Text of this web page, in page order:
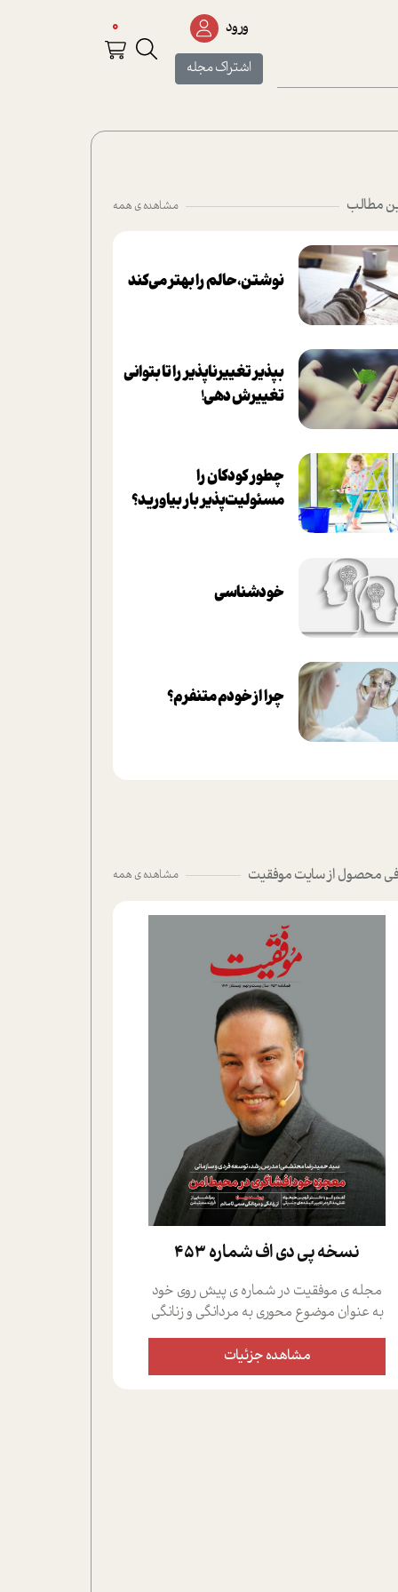
ورود
اشتراک مجله
0
مطالب مشاهده ی همه
نوشتن، حالم را بهتر می‌کند
بپذير تغييرناپذير را تا بتواني
تغييرش دهي!‏
چطور کودکان را
مسئولیت‌پذیر بار بیاورید؟
خودشناسی
چرا از خودم متنفرم؟
محصول از سایت موفقیت مشاهده ی همه
نسخه پي دي اف شماره 453
مجله ی موفقیت در شماره ی پیش روی خود
به عنوان موضوع محوری به مردانگی و زنانگی
سمی پرداخته است؛ علاوه بر این که؛ گفت و
گویی اختصاصی داشته ایم با فردین علیخواه،
جامعه شناس در بخش های مختلف تلاش
مشاهده جزئیات